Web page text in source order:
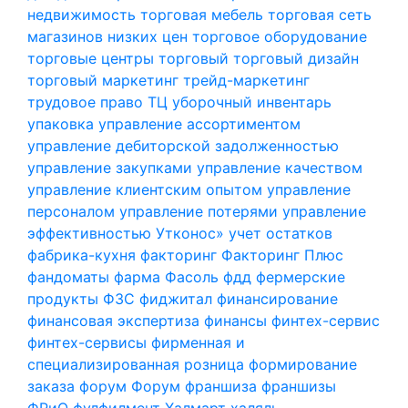
недвижимость торговая мебель торговая сеть
магазинов низких цен торговое оборудование
торговые центры торговый торговый дизайн
торговый маркетинг трейд-маркетинг
трудовое право ТЦ уборочный инвентарь
упаковка управление ассортиментом
управление дебиторской задолженностью
управление закупками управление качеством
управление клиентским опытом управление
персоналом управление потерями управление
эффективностью Утконос» учет остатков
фабрика-кухня факторинг Факторинг Плюс
фандоматы фарма Фасоль фдд фермерские
продукты ФЗС фиджитал финансирование
финансовая экспертиза финансы финтех-сервис
финтех-сервисы фирменная и
специализированная розница формирование
заказа форум Форум франшиза франшизы